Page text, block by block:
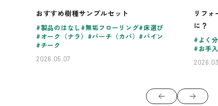
おすすめ樹種サンプルセット
製品のはなし 無垢フローリング 床選び
オーク（ナラ）
バーチ（カバ）
パイン
チーク
2026.05.07
リフ
に？
よく
お手